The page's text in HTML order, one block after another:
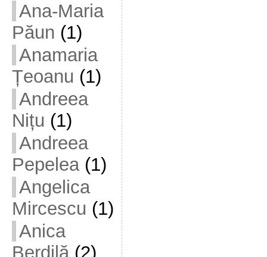
Ana-Maria
Păun (1)
Anamaria
Țeoanu (1)
Andreea
Nițu (1)
Andreea
Pepelea(1)
Angelica
Mircescu (1)
Anica
Berdilă(2)